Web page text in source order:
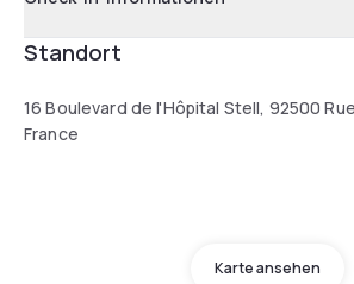
Standort
16 Boulevard de l'Hôpital Stell, 92500
France
Karte ansehen